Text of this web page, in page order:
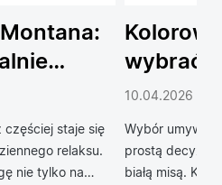
częściej staje się
relaksu.
nie tylko na
wybrać
do
10.04.2026
Wybór
prostą decyzją
białą misą.